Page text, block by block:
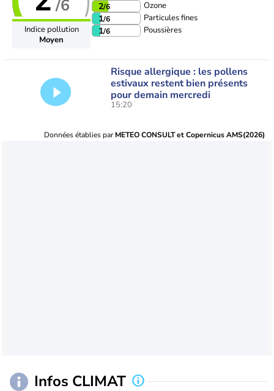
/6
Indice pollution
Moyen
2/6 Ozone
1/6 Particules fines
1/6 Poussières
Risque allergique : les pollens
estivaux restent bien présents
pour demain mercredi
15:20
Données établies parMETEO CONSULT et Copernicus AMS(2026)
Infos CLIMAT